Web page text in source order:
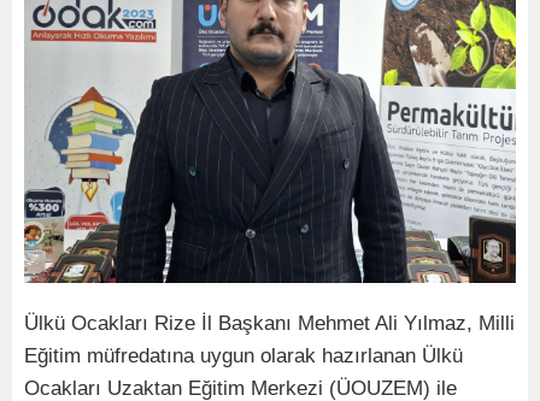
Ülkü Ocakları Rize İl Başkanı Mehmet Ali Yılmaz, Milli
Eğitim müfredatına uygun olarak hazırlanan Ülkü
Ocakları Uzaktan Eğitim Merkezi (ÜOUZEM) ile